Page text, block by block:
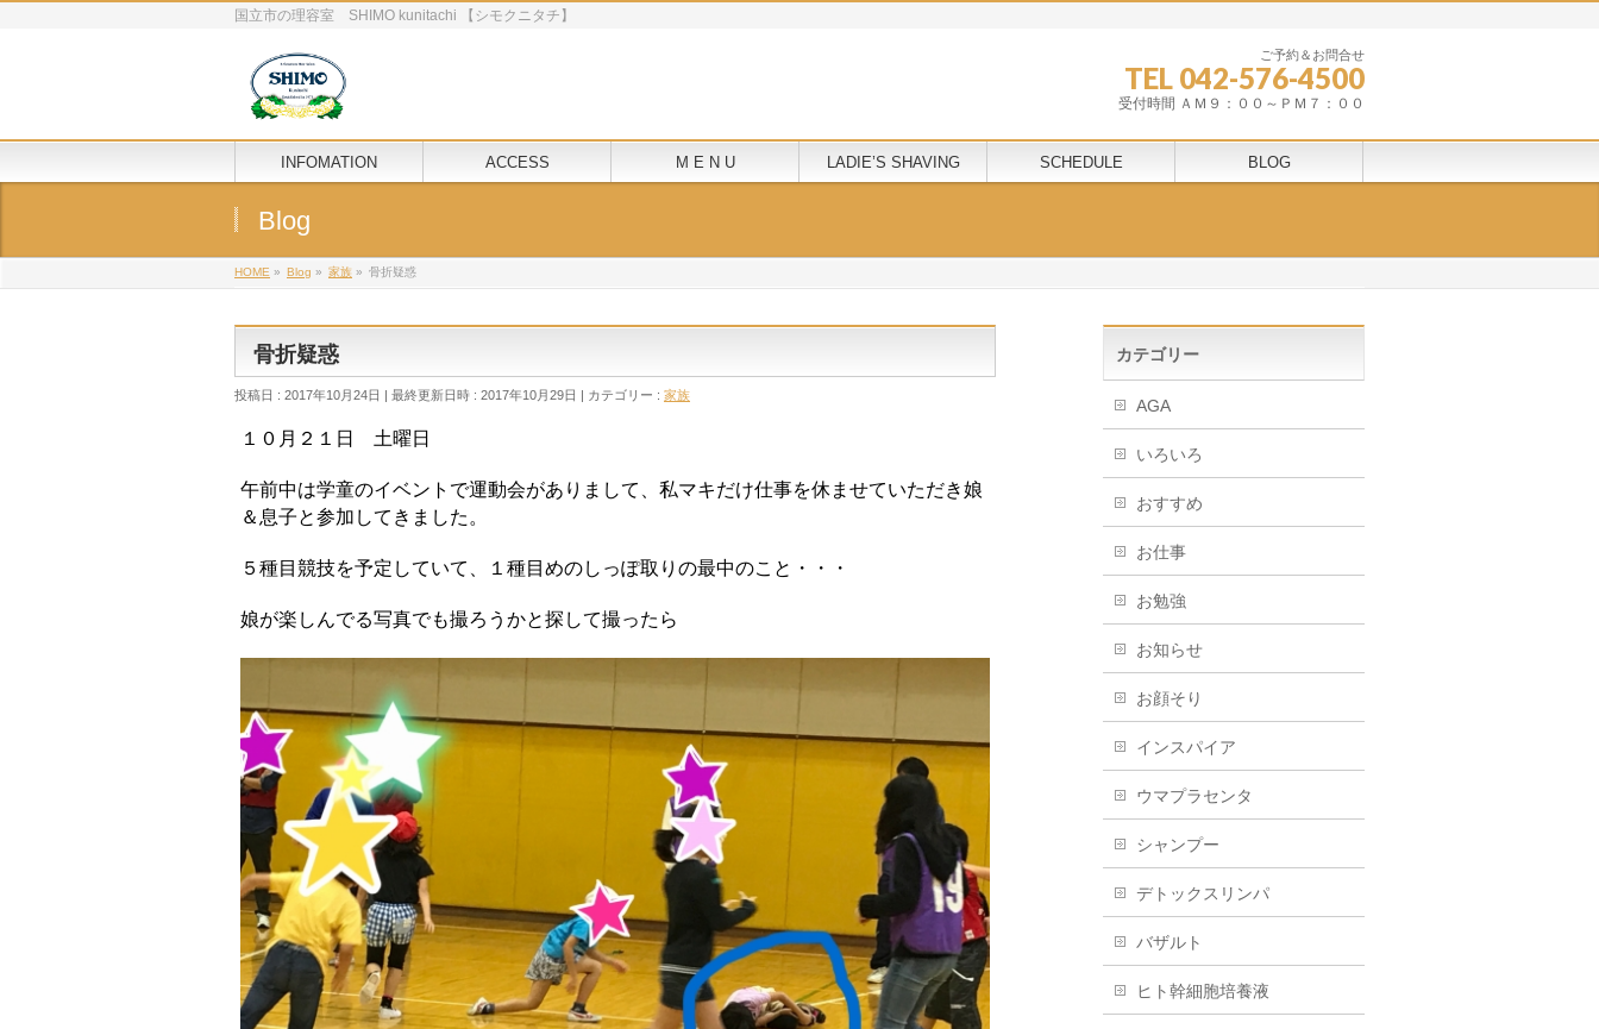
国立市の理容室 SHIMO kunitachi 【シモクニタチ】
ご予約＆お問合せ
TEL 042-576-4500
受付時間 ＡＭ９：００～ＰＭ７：００
INFOMATION ACCESS M E N U LADIE’S SHAVING SCHEDULE BLOG
Blog
HOME » Blog » 家族 » 骨折疑惑
骨折疑惑
投稿日 : 2017年10月24日 最終更新日時 : 2017年10月29日 カテゴリー : 家族
１０月２１日 土曜日
午前中は学童のイベントで運動会がありまして、私マキだけ仕事を休ませていただき娘
＆息子と参加してきました。
５種目競技を予定していて、 １種目めのしっぽ取りの最中のこと・・・
娘が楽しんでる写真でも撮ろうかと探して撮ったら
カテゴリー
AGA
いろいろ
おすすめ
お仕事
お勉強
お知らせ
お顔そり
インスパイア
ウマプラセンタ
シャンプー
デトックスリンパ
バザルト
ヒト幹細胞培養液